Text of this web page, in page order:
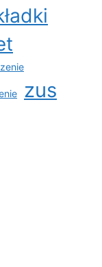
zus